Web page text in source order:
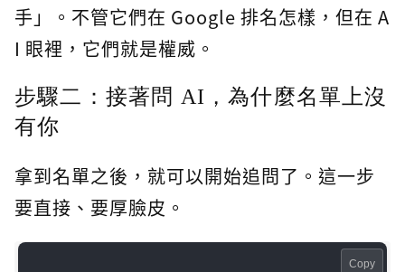
手」。不管它們在 Google 排名怎樣，但在 A
I 眼裡，它們就是權威。
步驟二：接著問 AI，為什麼名單上沒
有你
拿到名單之後，就可以開始追問了。這一步
要直接、要厚臉皮。
Copy